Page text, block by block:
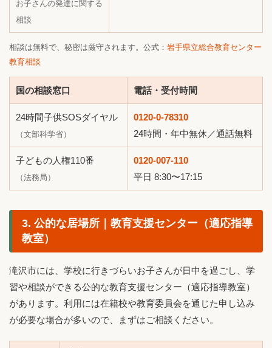
お子さんの発達に関する
相談
相談は無料で、秘密は厳守されます。公式： 岩手県立総合教育センター
教育相談
国の相談窓口 電話・受付時間
24時間子供SOSダイヤル
（文部科学省）
0120-0-78310
24時間・年中無休／通話無料
子どもの人権110番
（法務局）
0120-007-110
平日 8:30〜17:15
3. 公的な居場所｜教育支援センター（適応指導
教室）
滝沢市には、学校に行きづらいお子さんが日中を過ごし、学
習や相談ができる公的な教育支援センター（適応指導教室）
があります。利用には在籍校や教育委員会を通じた申し込み
が必要な場合が多いので、まずはご相談ください。